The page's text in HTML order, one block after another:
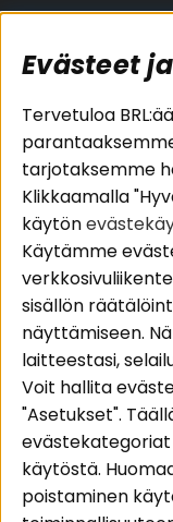
Suositut
Autostereot
Kaiuttimet
Lisätarvikkeet
Kaapelit
Alueet
Autohifi
Kotihifi
Uutuudet
Evästeet
Tervetuloa
tarjotaksemme
Klikkaamalla
käytön
Käytämme
sisällön
näyttämiseen.
laitteestasi,
Voit hallita
"Asetukset".
käytöstä.
poistaminen